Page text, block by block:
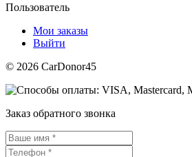
Пользователь
Мои заказы
Выйти
© 2026 CarDonor45
Заказ обратного звонка